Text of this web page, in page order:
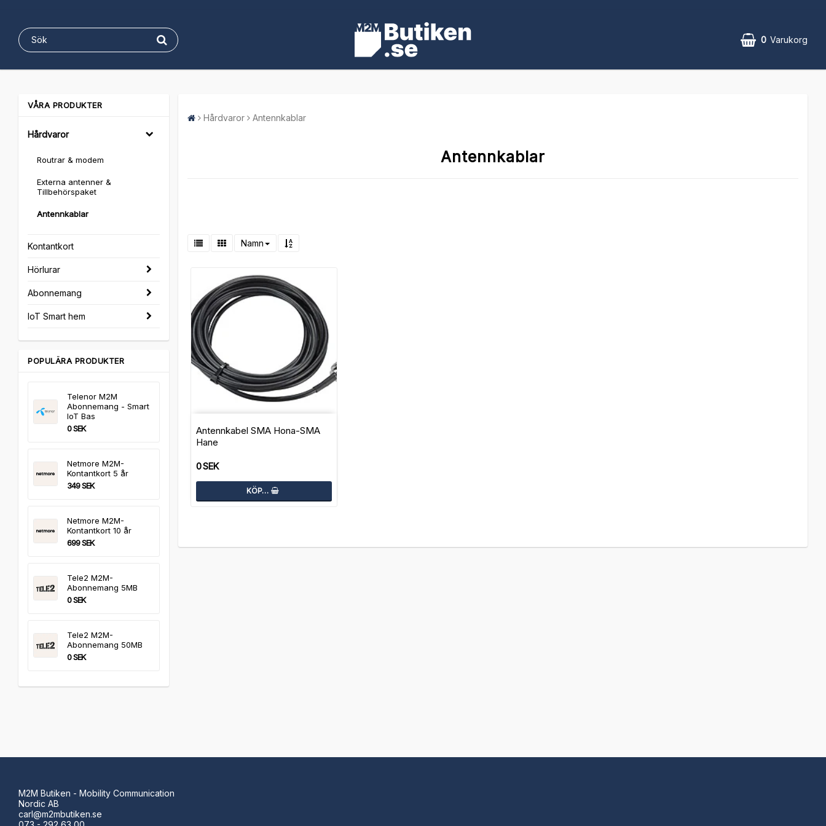
0 Varukorg
VÅRA PRODUKTER
Hårdvaror
Routrar & modem
Externa antenner &
Tillbehörspaket
Antennkablar
Kontantkort
Hörlurar
Abonnemang
IoT Smart hem
POPULÄRA PRODUKTER
Telenor M2M
Abonnemang - Smart
IoT Bas
0 SEK
Netmore M2M-
Kontantkort 5 år
349 SEK
Netmore M2M-
Kontantkort 10 år
699 SEK
Tele2 M2M-
Abonnemang 5MB
0 SEK
Tele2 M2M-
Abonnemang 50MB
0 SEK
Hårdvaror Antennkablar
Antennkablar
Namn
Antennkabel SMA Hona-SMA
Hane
0 SEK
KÖP…
M2M Butiken - Mobility Communication
Nordic AB
carl@m2mbutiken.se